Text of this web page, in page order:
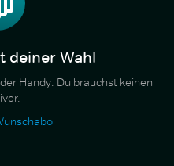
deiner Wahl
Handy. Du brauchst keinen